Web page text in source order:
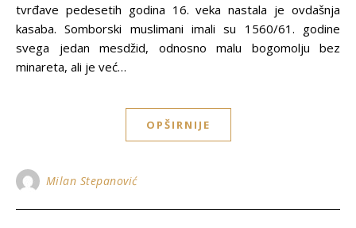
tvrđave pedesetih godina 16. veka nastala je ovdašnja
kasaba. Somborski muslimani imali su 1560/61. godine
svega jedan mesdžid, odnosno malu bogomolјu bez
minareta, ali je već…
OPŠIRNIJE
Milan Stepanović